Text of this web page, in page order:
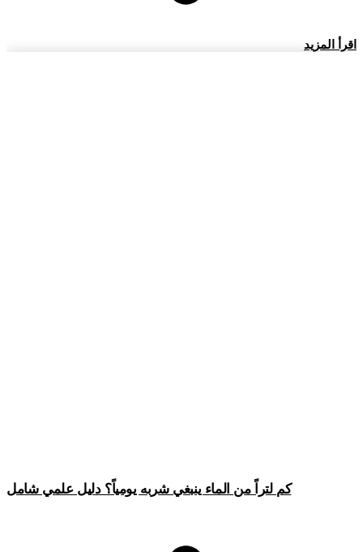
اقرأ المزيد
كم لتراً من الماء ينبغي شربه يومياً؟ دليل علمي شامل